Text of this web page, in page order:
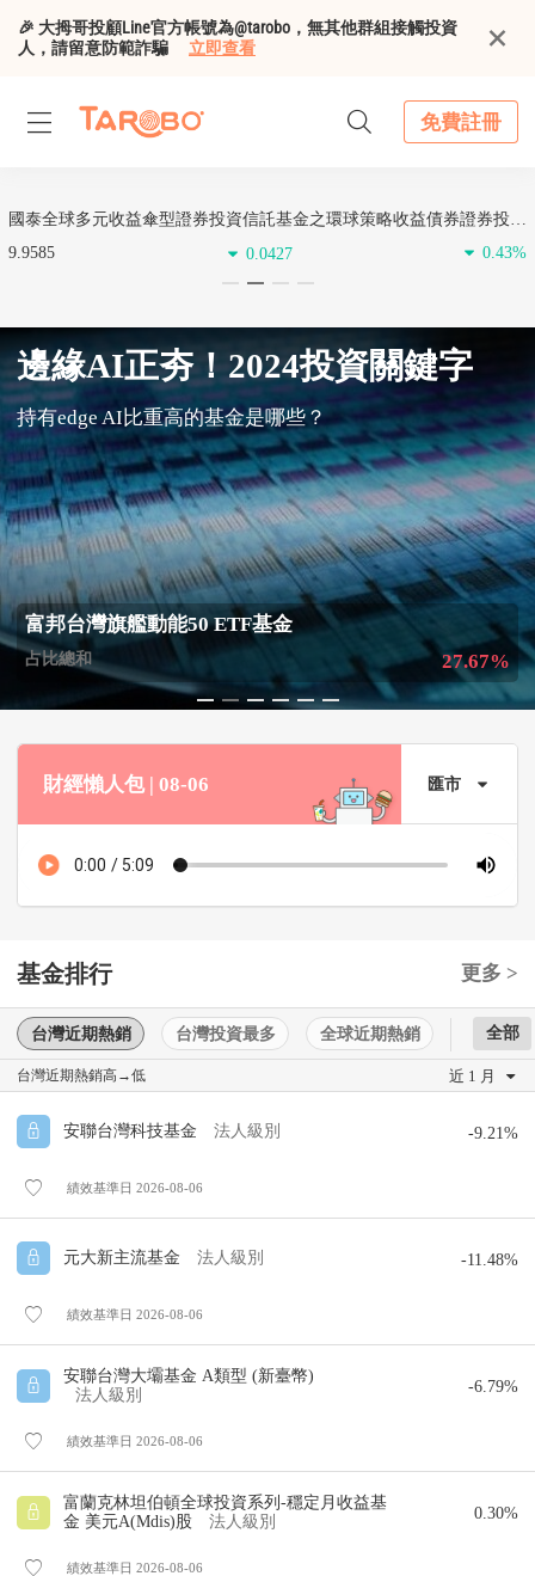
🎉 大拇哥投顧Line官方帳號為@tarobo，無其他群組接觸投資
人，請留意防範詐騙
立即查看
免費註冊
國泰全球多元收益傘型證券投資信託基金之環球策略收益債券證券投資
9.9585 0.0427
0.43%
1
2 3 4
邊緣AI正夯！2024投資關鍵字
持有edge AI比重高的基金是哪些？
富邦台灣旗艦動能50 ETF基金
占比總和 27.67%
1 2 3 4 5 6
財經懶人包 | 08-06 匯市
基金排行 更多 >
台灣近期熱銷 台灣投資最多 全球近期熱銷 全部
台灣近期熱銷高→低 近 1 月
安聯台灣科技基金 法人級別 -9.21%
績效基準日 2026-08-06
元大新主流基金 法人級別 -11.48%
績效基準日 2026-08-06
安聯台灣大壩基金 A類型 (新臺幣)
法人級別
-6.79%
績效基準日 2026-08-06
富蘭克林坦伯頓全球投資系列-穩定月收益基
金 美元A(Mdis)股
法人級別 0.30%
績效基準日 2026-08-06